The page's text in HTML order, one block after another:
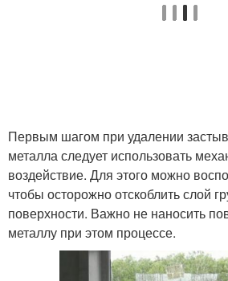
Первым шагом при удалении
металла следует использовать
воздействие. Для этого можно
чтобы осторожно отскоблить слой
поверхности. Важно не наносить
металлу при этом процессе.